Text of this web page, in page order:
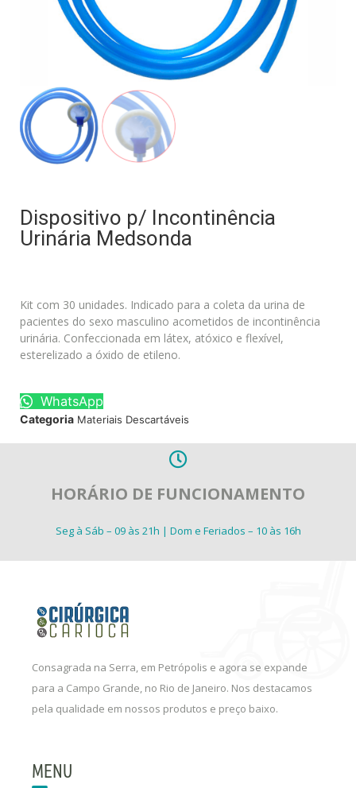
Dispositivo p/ Incontinência
Urinária Medsonda
Kit com 30 unidades. Indicado para a coleta da urina de
pacientes do sexo masculino acometidos de incontinência
urinária. Confeccionada em látex, atóxico e flexível,
esterelizado a óxido de etileno.
WhatsApp
Categoria Materiais Descartáveis
HORÁRIO DE FUNCIONAMENTO
Seg à Sáb – 09 às 21h | Dom e Feriados – 10 às 16h
Consagrada na Serra, em Petrópolis e agora se expande
para a Campo Grande, no Rio de Janeiro. Nos destacamos
pela qualidade em nossos produtos e preço baixo.
MENU